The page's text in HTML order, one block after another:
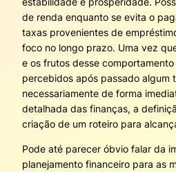
de renda enquanto se evita o
taxas provenientes de
foco no longo prazo. Uma vez
e os frutos desse
percebidos após passado algum
necessariamente de forma
detalhada das finanças, a
criação de um roteiro para
Pode até parecer óbvio falar da
planejamento financeiro para as